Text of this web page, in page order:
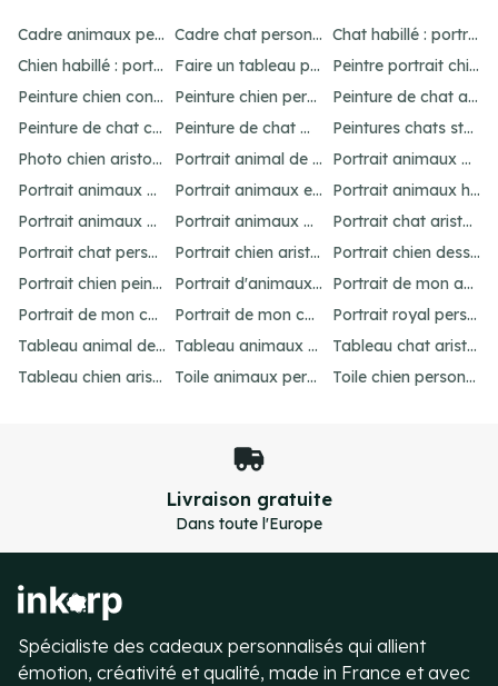
Cadre animaux personnalisé : créez un portrait unique Cadre chat personnalisé : créez un portrait unique
Chat habillé : portraits amusants et uniques
Chien habillé : portraits amusants et uniques
Faire un tableau personnalisé de son chien : idées et options
Peintre portrait chien : personnalisez votre animal
Peinture chien contemporain : personnalisez votre art
Peinture chien personnalisé : créez un chef-d'œuvre unique
Peinture de chat abstrait : idées pour un portrait unique
Peinture de chat connue : inspirations célèbres
Peinture de chat moderne : idées et inspirations uniques
Peintures chats stylisés : idées originales
Photo chien aristocrate : un portrait original
Portrait animal de compagnie : votre guide personnalisé
Portrait animaux aquarelle personnalisé
Portrait animaux dessin : personnalisez votre œuvre
Portrait animaux en costume : offrez un cadeau unique
Portrait animaux humanisés : idées et inspirations uniques
Portrait animaux peinture : créez un chef-d'œuvre unique
Portrait animaux personnalisé : l'art unique
Portrait chat aristocrate : un cadeau personnalisé
Portrait chat personnalisé : idées et options uniques
Portrait chien aristocrate : un cadeau personnalisé
Portrait chien dessin : personnalisez votre œuvre
Portrait chien peinture : personnalisez votre chef-d'œuvre
Portrait d'animaux d'après photo : idées uniques et originales
Portrait de mon animal : personnalisation unique
Portrait de mon chat : idées et options originales
Portrait de mon chien : idées et options originales
Portrait royal personnalisé : offrez un tableau unique
Tableau animal de compagnie : idées créatives et amusantes
Tableau animaux habillés : personnalisez votre portrait
Tableau chat aristocrate : un cadeau raffiné
Tableau chien aristocrate : offrez un cadeau unique
Toile animaux personnalisé : créez un chef-d'œuvre unique Toile chien personnalisé : créez votre chef-d'œuvre unique
Paiement sécurisé
Transactions 100% sécurisées
Spécialiste des cadeaux personnalisés qui allient
émotion, créativité et qualité, made in France et avec